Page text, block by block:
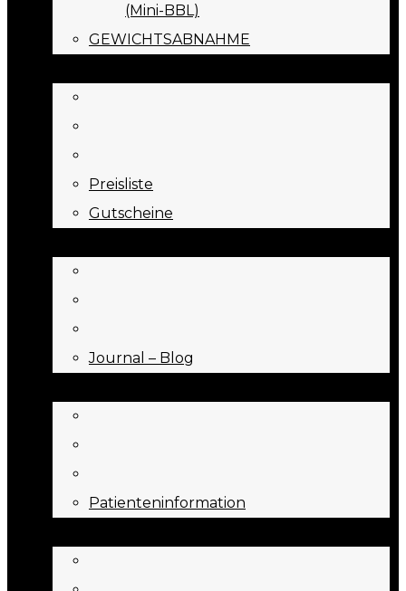
(Mini-BBL)
GEWICHTSABNAHME
Preisliste
Gutscheine
Journal – Blog
Patienteninformation